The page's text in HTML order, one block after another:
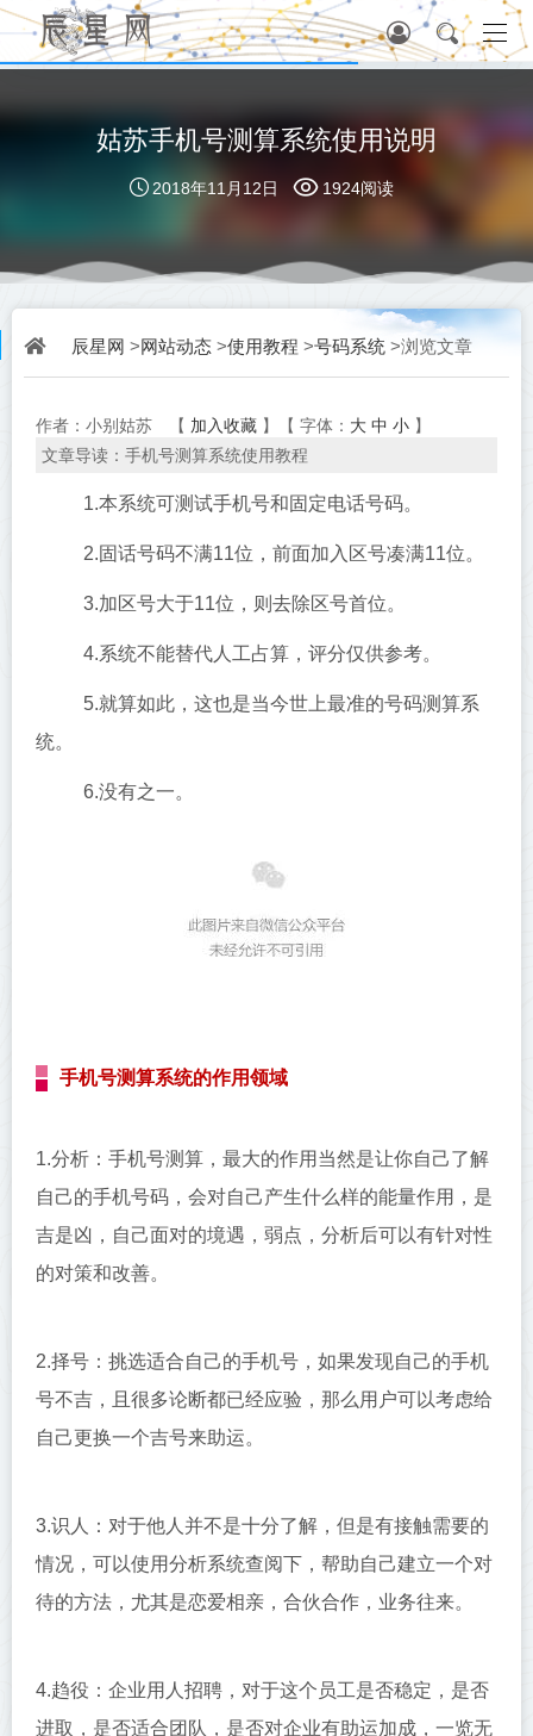
姑苏手机号测算系统使用说明
2018年11月12日 1924阅读
辰星网 >网站动态 >使用教程 >号码系统 >浏览文章
作者：小别姑苏 【 加入收藏 】【 字体： 大 中 小 】
文章导读：手机号测算系统使用教程
1.本系统可测试手机号和固定电话号码。
2.固话号码不满11位，前面加入区号凑满11位。
3.加区号大于11位，则去除区号首位。
4.系统不能替代人工占算，评分仅供参考。
5.就算如此，这也是当今世上最准的号码测算系
统。
6.没有之一。
手机号测算系统的作用领域
1.分析：手机号测算，最大的作用当然是让你自己了解
自己的手机号码，会对自己产生什么样的能量作用，是
吉是凶，自己面对的境遇，弱点，分析后可以有针对性
的对策和改善。
2.择号：挑选适合自己的手机号，如果发现自己的手机
号不吉，且很多论断都已经应验，那么用户可以考虑给
自己更换一个吉号来助运。
3.识人：对于他人并不是十分了解，但是有接触需要的
情况，可以使用分析系统查阅下，帮助自己建立一个对
待的方法，尤其是恋爱相亲，合伙合作，业务往来。
4.趋役：企业用人招聘，对于这个员工是否稳定，是否
进取，是否适合团队，是否对企业有助运加成，一览无